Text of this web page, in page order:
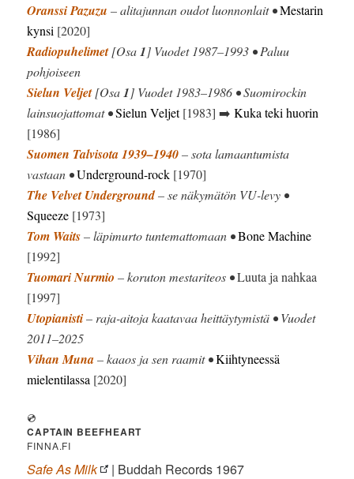
Oranssi Pazuzu – alitajunnan oudot luonnonlait •Mestarin
kynsi [2020]
Radiopuhelimet[Osa1] Vuodet 1987–1993 • Paluu
pohjoiseen
Sielun Veljet[Osa1] Vuodet 1983–1986 • Suomirockin
lainsuojattomat •Sielun Veljet[1983] ➡️Kuka teki huorin
[1986]
Suomen Talvisota 1939–1940– sota lamaantumista
vastaan •Underground-rock [1970]
The Velvet Underground– se näkymätön VU-levy •
Squeeze [1973]
Tom Waits– läpimurto tuntemattomaan •Bone Machine
[1992]
Tuomari Nurmio – koruton mestariteos •Luuta ja nahkaa
[1997]
Utopianisti– raja-aitoja kaatavaa heittäytymistä • Vuodet
2011–2025
Vihan Muna– kaaos ja sen raamit •Kiihtyneessä
mielentilassa [2020]
💿
CAPTAIN BEEFHEART
FINNA.FI
Safe As Milk
| Buddah Records 1967